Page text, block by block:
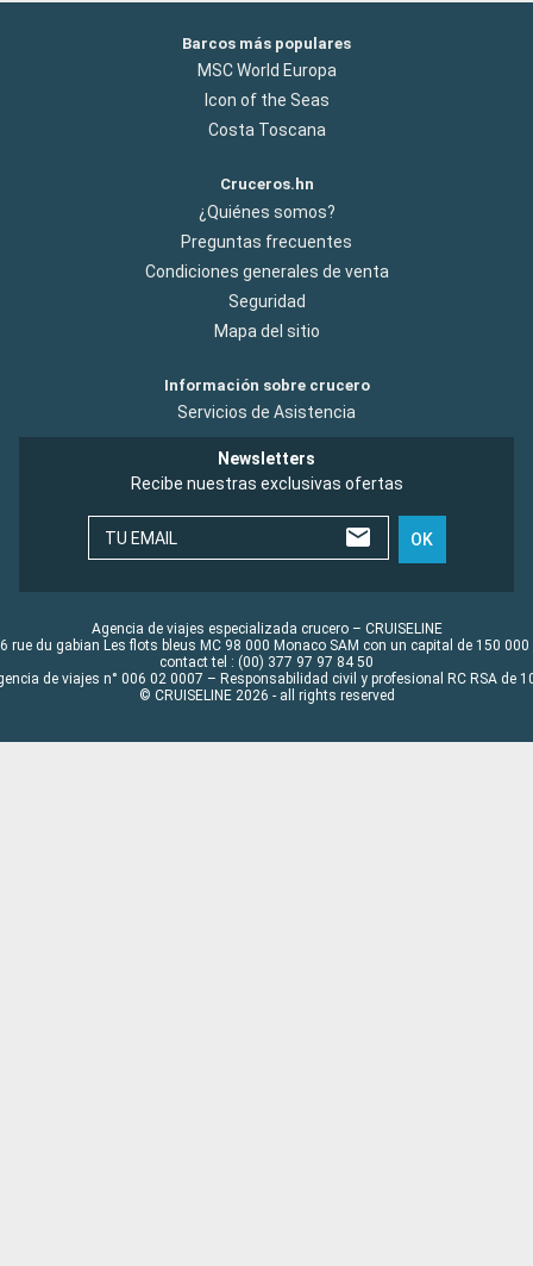
Barcos más populares
MSC World Europa
Icon of the Seas
Costa Toscana
Cruceros.hn
¿Quiénes somos?
Preguntas frecuentes
Condiciones generales de venta
Seguridad
Mapa del sitio
Información sobre crucero
Servicios de Asistencia
Newsletters
Recibe nuestras exclusivas ofertas
TU EMAIL OK
Agencia de viajes especializada crucero – CRUISELINE
rue du gabian Les flots bleus MC 98 000 Monaco SAM con un capital de 150 000
contact tel : (00) 377 97 97 84 50
de viajes n° 006 02 0007 – Responsabilidad civil y profesional RC RSA de
© CRUISELINE 2026 - all rights reserved